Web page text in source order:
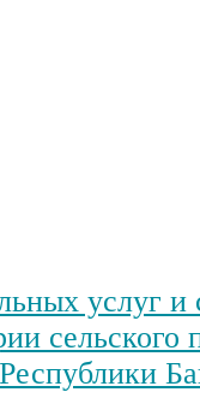
услуг
сельского